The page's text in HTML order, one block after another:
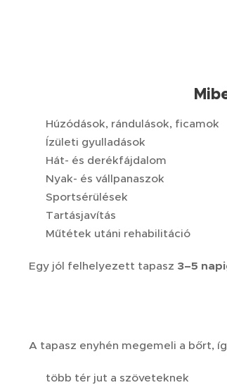
✔️ Húzódások, rándulások, ficamok
✔️ Ízületi gyulladások
✔️ Hát- és derékfájdalom
✔️ Nyak- és vállpanaszok
✔️ Sportsérülések
✔️ Tartásjavítás
✔️ Műtétek utáni rehabilitáció
Egy jól felhelyezett tapasz 3–5
A tapasz enyhén megemeli a bőrt,
✨ több tér jut a szöveteknek